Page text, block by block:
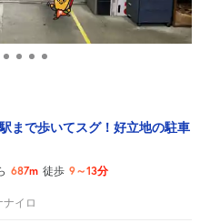
まで歩いてスグ！好立地の駐車
687m 徒歩 9～13分
イロ